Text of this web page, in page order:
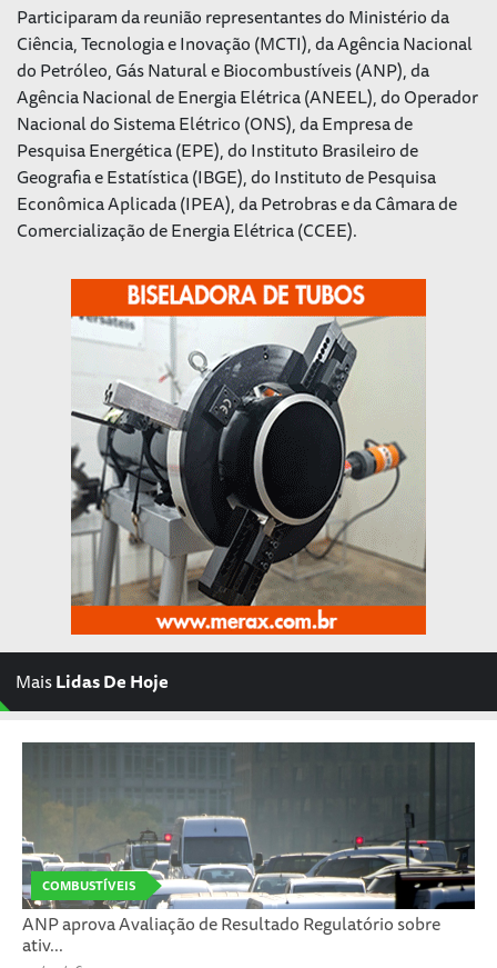
Participaram da reunião representantes do Ministério da
Ciência, Tecnologia e Inovação (MCTI), da Agência Nacional
do Petróleo, Gás Natural e Biocombustíveis (ANP), da
Agência Nacional de Energia Elétrica (ANEEL), do Operador
Nacional do Sistema Elétrico (ONS), da Empresa de
Pesquisa Energética (EPE), do Instituto Brasileiro de
Geografia e Estatística (IBGE), do Instituto de Pesquisa
Econômica Aplicada (IPEA), da Petrobras e da Câmara de
Comercialização de Energia Elétrica (CCEE).
MaisLidas De Hoje
COMBUSTÍVEIS
ANP aprova Avaliação de Resultado Regulatório sobre
ativ...